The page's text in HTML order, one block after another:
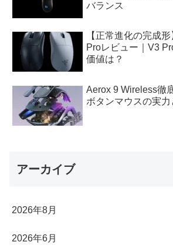
バランス
【正常進化の完成
Proレビュー｜V3
価値は？
Aerox 9 Wireless徹
ボタンマウスの実力
アーカイブ
2026年8月
2026年6月